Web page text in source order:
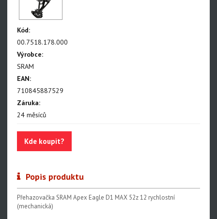
NX Eagle
SX Eagle
GX
GX DH
NX
X5
Red XPLR AXS E1
Force AXS E1
Rival AXS E1
Force XPLR AXS E1
Kód:
00.7518.178.000
Výrobce:
SRAM
EAN:
710845887529
Záruka:
24 měsíců
Kde koupit?
Popis produktu
Přehazovačka SRAM Apex Eagle D1 MAX 52z 12 rychlostní
(mechanická)